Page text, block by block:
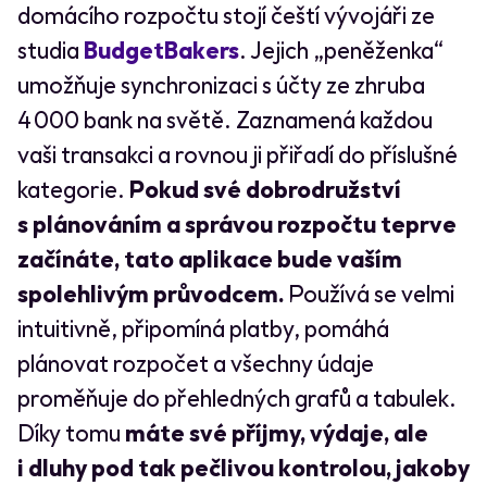
domácího rozpočtu stojí čeští vývojáři ze
studia BudgetBakers. Jejich „peněženka“
umožňuje synchronizaci s účty ze zhruba
4 000 bank na světě. Zaznamená každou
vaši transakci a rovnou ji přiřadí do příslušné
kategorie. Pokud své dobrodružství
s plánováním a správou rozpočtu teprve
začínáte, tato aplikace bude vaším
spolehlivým průvodcem. Používá se velmi
intuitivně, připomíná platby, pomáhá
plánovat rozpočet a všechny údaje
proměňuje do přehledných grafů a tabulek.
Díky tomu máte své příjmy, výdaje, ale
i dluhy pod tak pečlivou kontrolou, jakoby